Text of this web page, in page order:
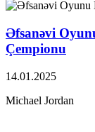
Əfsanəvi
Çempionu
14.01.2025
Michael Jordan